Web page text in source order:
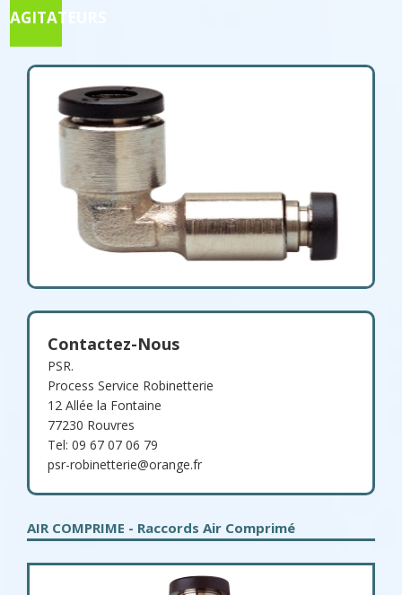
AGITATEURS
Contactez-Nous
PSR.
Process Service Robinetterie
12 Allée la Fontaine
77230 Rouvres
Tel: 09 67 07 06 79
psr-robinetterie@orange.fr
AIR COMPRIME - Raccords Air Comprimé